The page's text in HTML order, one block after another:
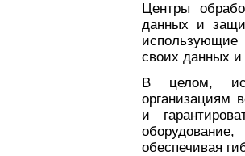
Центры
данных и
своих данных и
В целом,
организациям
и
обеспечивая